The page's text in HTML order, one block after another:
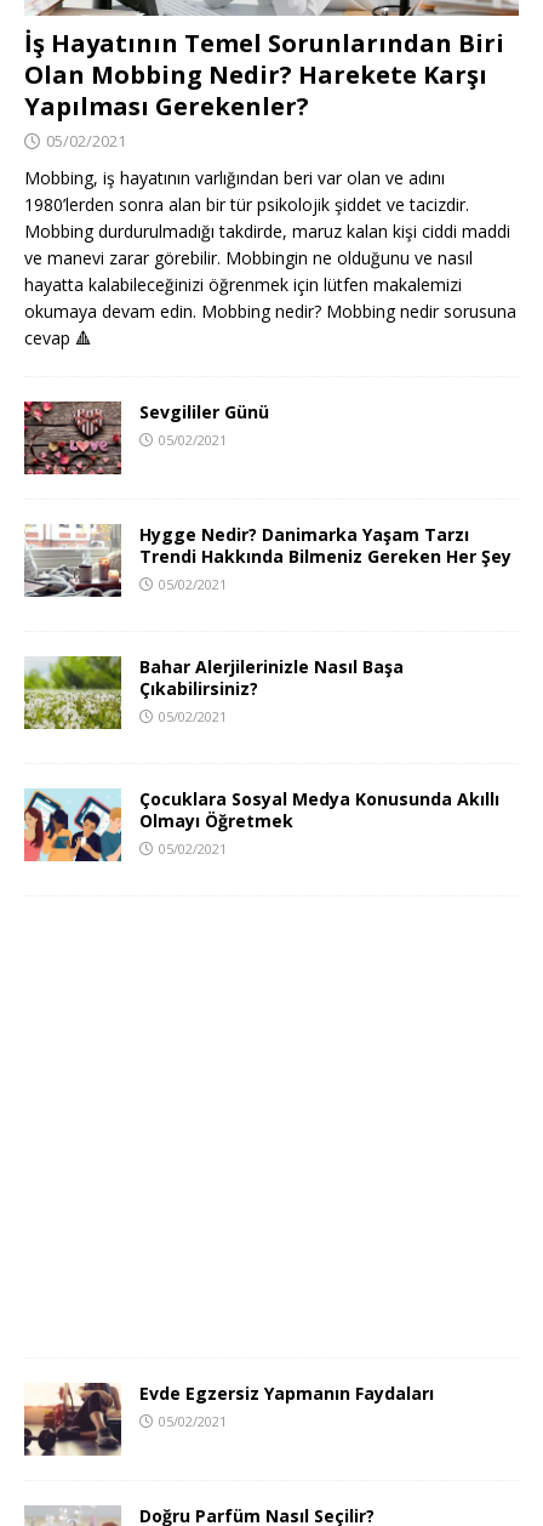
İş Hayatının Temel Sorunlarından Biri
Olan Mobbing Nedir? Harekete Karşı
Yapılması Gerekenler?
05/02/2021
Mobbing, iş hayatının varlığından beri var olan ve adını
1980’lerden sonra alan bir tür psikolojik şiddet ve tacizdir.
Mobbing durdurulmadığı takdirde, maruz kalan kişi ciddi maddi
ve manevi zarar görebilir. Mobbingin ne olduğunu ve nasıl
hayatta kalabileceğinizi öğrenmek için lütfen makalemizi
okumaya devam edin. Mobbing nedir? Mobbing nedir sorusuna
cevap 🔺
Sevgililer Günü
05/02/2021
Hygge Nedir? Danimarka Yaşam Tarzı
Trendi Hakkında Bilmeniz Gereken Her Şey
05/02/2021
Bahar Alerjilerinizle Nasıl Başa
Çıkabilirsiniz?
05/02/2021
Çocuklara Sosyal Medya Konusunda Akıllı
Olmayı Öğretmek
05/02/2021
Evde Egzersiz Yapmanın Faydaları
05/02/2021
Doğru Parfüm Nasıl Seçilir?